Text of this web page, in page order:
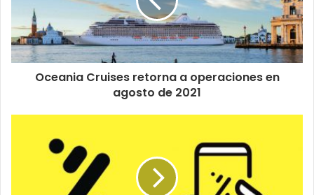
Oceania Cruises retorna a operaciones en
agosto de 2021